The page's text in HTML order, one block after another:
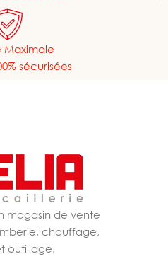
Maximale
sécurisées
magasin de vente
chauffage,
outillage.